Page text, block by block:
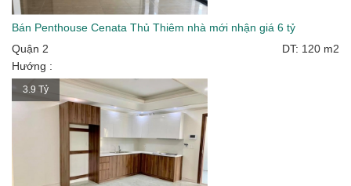
Bán Penthouse Cenata Thủ Thiêm nhà mới nhận giá 6 tỷ
Quận 2
DT: 120 m2
Hướng :
3.9 Tỷ